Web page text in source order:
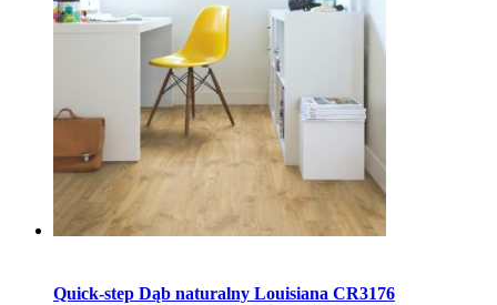
Quick-step Dąb naturalny Louisiana CR3176